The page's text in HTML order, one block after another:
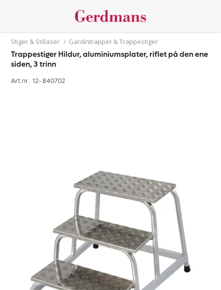
Stiger & Stillaser / Gardintrapper & Trappestiger
Trappestiger Hildur, aluminiumsplater, riflet på den ene
siden, 3 trinn
Art.nr. 12-840702